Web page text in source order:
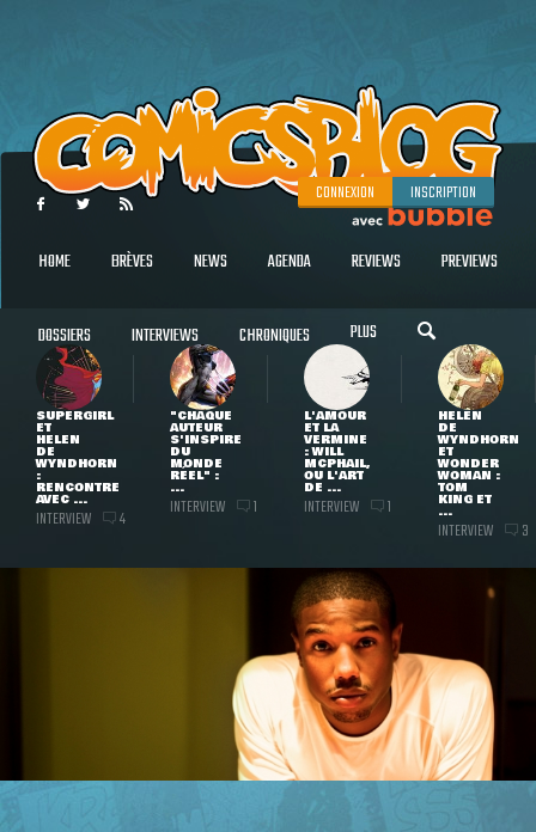
CONNEXION INSCRIPTION
HOME BRÈVES NEWS AGENDA REVIEWS PREVIEWS
DOSSIERS INTERVIEWS CHRONIQUES PLUS
SUPERGIRL
ET
HELEN
DE
WYNDHORN
:
RENCONTRE
AVEC ...
INTERVIEW 4
"CHAQUE
AUTEUR
S'INSPIRE
DU
MONDE
RÉEL" :
...
INTERVIEW 1
L'AMOUR
ET LA
VERMINE
: WILL
MCPHAIL,
OU L'ART
DE ...
INTERVIEW 1
HELEN
DE
WYNDHORN
ET
WONDER
WOMAN :
TOM
KING ET
...
INTERVIEW 3